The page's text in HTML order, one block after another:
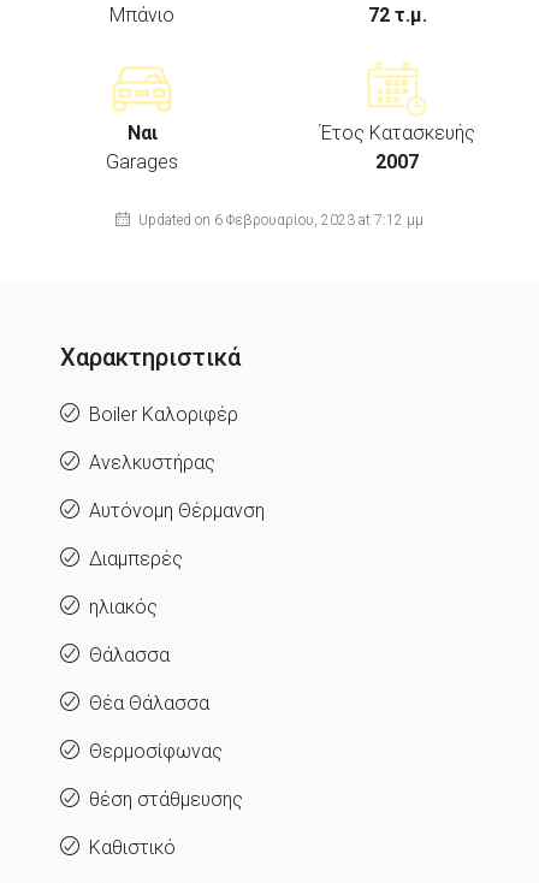
Μπάνιο
72 τ.μ.
Ναι
Garages
Έτος Κατασκευής
2007
Updated on 6 Φεβρουαρίου, 2023 at 7:12 μμ
Χαρακτηριστικά
Boiler Καλοριφέρ
Ανελκυστήρας
Αυτόνομη Θέρμανση
Διαμπερές
ηλιακός
Θάλασσα
Θέα Θάλασσα
Θερμοσίφωνας
θέση στάθμευσης
Καθιστικό